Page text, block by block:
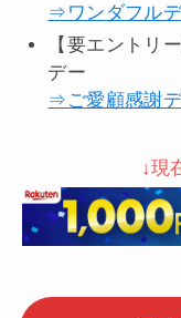
⇒ワンダフル
【要エントリ
デー
⇒ご愛顧感謝
↓現